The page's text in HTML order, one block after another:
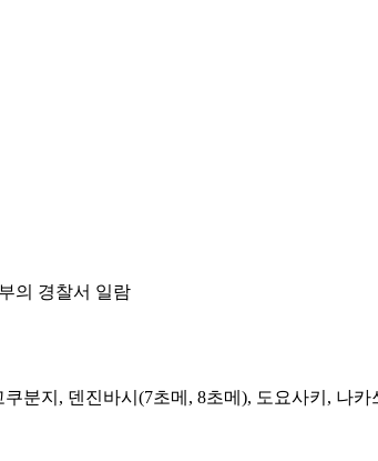
의 경찰서 일람
분지, 덴진바시(7초메, 8초메), 도요사키, 나